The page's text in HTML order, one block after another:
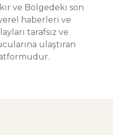
ve Bölgedeki son
haberleri ve
tarafsız ve
ulaştıran